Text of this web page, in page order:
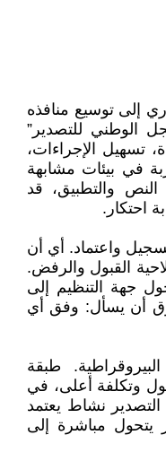
إلى توسيع منافذه
الوطني للتصدير”
تسهيل الإجراءات،
في بيئات مشابهة
والتطبيق، قد
احتكار.
واعتماد. أي أن
القبول والرفض.
جهة التنظيم إلى
أن يسأل: وفق أي
طبقة
وتكلفة أعلى، في
التصدير نشاط يعتمد
يتحول مباشرة إلى